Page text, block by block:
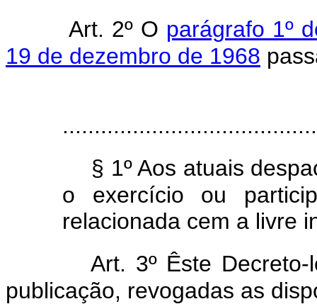
Art. 2º O parágrafo 1º
19 de dezembro de 1968
§ 1º Aos atuais
o exercício ou
relacionada cem a livre
Art. 3º Êste
publicação, revogadas as